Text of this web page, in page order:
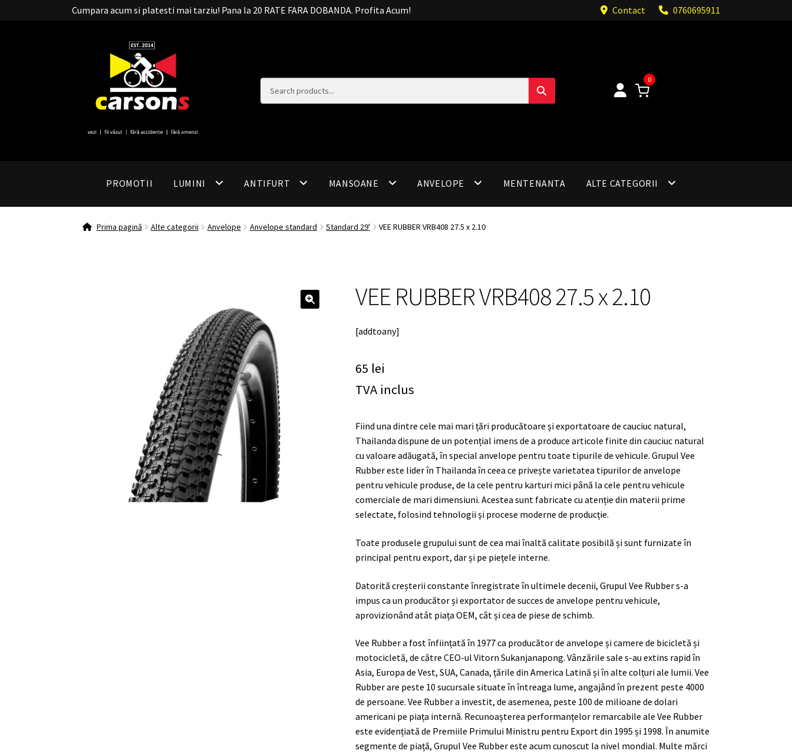
Cumpara acum si platesti mai tarziu! Pana la 20 RATE FARA DOBANDA. Profita Acum! Contact 0760695911
0
PROMOTII LUMINI ANTIFURT MANSOANE ANVELOPE MENTENANTA ALTE CATEGORII
Prima pagină Alte categorii Anvelope Anvelope standard Standard 29' VEE RUBBER VRB408 27.5 x 2.10
VEE RUBBER VRB408 27.5 x 2.10
[addtoany]
65 lei
TVA inclus
Fiind una dintre cele mai mari țări producătoare și exportatoare de cauciuc natural,
Thailanda dispune de un potențial imens de a produce articole finite din cauciuc natural
cu valoare adăugată, în special anvelope pentru toate tipurile de vehicule. Grupul Vee
Rubber este lider în Thailanda în ceea ce privește varietatea tipurilor de anvelope
pentru vehicule produse, de la cele pentru karturi mici până la cele pentru vehicule
comerciale de mari dimensiuni. Acestea sunt fabricate cu atenție din materii prime
selectate, folosind tehnologii și procese moderne de producție.
Toate produsele grupului sunt de cea mai înaltă calitate posibilă și sunt furnizate în
principal pentru export, dar și pe piețele interne.
Datorită creșterii constante înregistrate în ultimele decenii, Grupul Vee Rubber s-a
impus ca un producător și exportator de succes de anvelope pentru vehicule,
aprovizionând atât piața OEM, cât și cea de piese de schimb.
Vee Rubber a fost înființată în 1977 ca producător de anvelope și camere de bicicletă și
motocicletă, de către CEO-ul Vitorn Sukanjanapong. Vânzările sale s-au extins rapid în
Asia, Europa de Vest, SUA, Canada, țările din America Latină și în alte colțuri ale lumii. Vee
Rubber are peste 10 sucursale situate în întreaga lume, angajând în prezent peste 4000
de persoane. Vee Rubber a investit, de asemenea, peste 100 de milioane de dolari
americani pe piața internă. Recunoașterea performanțelor remarcabile ale Vee Rubber
este evidențiată de Premiile Primului Ministru pentru Export din 1995 și 1998. În anumite
segmente de piață, Grupul Vee Rubber este acum cunoscut la nivel mondial. Multe mărci